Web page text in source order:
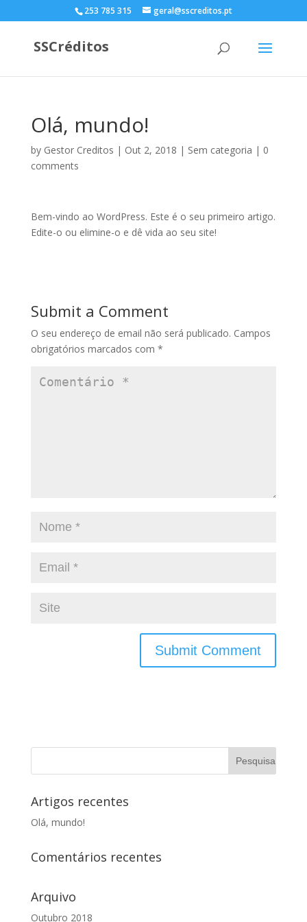
253 785 315 geral@sscreditos.pt
SSCréditos
Olá, mundo!
by Gestor Creditos | Out 2, 2018 | Sem categoria | 0
comments
Bem-vindo ao WordPress. Este é o seu primeiro artigo.
Edite-o ou elimine-o e dê vida ao seu site!
Submit a Comment
O seu endereço de email não será publicado. Campos
obrigatórios marcados com *
Artigos recentes
Olá, mundo!
Comentários recentes
Arquivo
Outubro 2018